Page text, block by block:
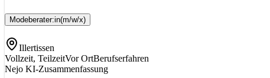
Modeberater:in(m/w/x)
Illertissen
Vollzeit, TeilzeitVor OrtBerufserfahren
Nejo KI-Zusammenfassung